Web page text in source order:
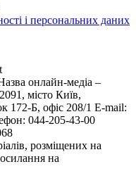
і персональних даних
онлайн-медіа –
місто Київ,
Б, офіс 208/1 E-mail:
044-205-43-00
розміщених на
на